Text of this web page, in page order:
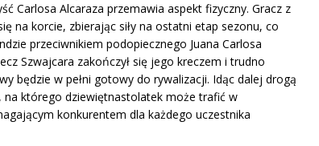
Carlosa Alcaraza przemawia aspekt fizyczny. Gracz z
na korcie, zbierając siły na ostatni etap sezonu, co
przeciwnikiem podopiecznego Juana Carlosa
Szwajcara zakończył się jego kreczem i trudno
będzie w pełni gotowy do rywalizacji. Idąc dalej drogą
na którego dziewiętnastolatek może trafić w
konkurentem dla każdego uczestnika